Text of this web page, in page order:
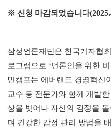
※ 신청 마감되었습니다
삼성언론재단은 한국기자협
로그램으로 ‘언론인을 위한
민캠프는 에버랜드 경영혁신
교수 등 전문가와 함께 개발
상을 벗어나 자신의 감정을
며 건강한 감정 관리 방법을